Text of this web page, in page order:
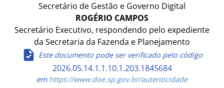
Secretário de Gestão e Governo Digital
ROGÉRIO CAMPOS
Secretário Executivo, respondendo pelo expediente
da Secretaria da Fazenda e Planejamento
Este documento pode ser verificado pelo código
2026.05.14.1.1.10.1.203.1845684
emhttps://www.doe.sp.gov.br/autenticidade